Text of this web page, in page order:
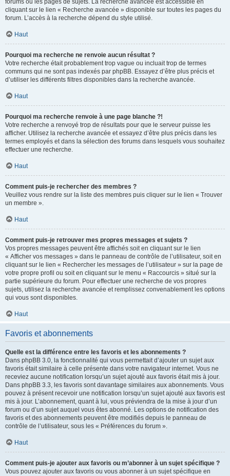
forums ou les pages de sujets. La recherche avancée est accessible en
cliquant sur le lien « Recherche avancée » disponible sur toutes les pages du
forum. L’accès à la recherche dépend du style utilisé.
Haut
Pourquoi ma recherche ne renvoie aucun résultat ?
Votre recherche était probablement trop vague ou incluait trop de termes
communs qui ne sont pas indexés par phpBB. Essayez d’être plus précis et
d’utiliser les différents filtres disponibles dans la recherche avancée.
Haut
Pourquoi ma recherche renvoie à une page blanche ?!
Votre recherche a renvoyé trop de résultats pour que le serveur puisse les
afficher. Utilisez la recherche avancée et essayez d’être plus précis dans les
termes employés et dans la sélection des forums dans lesquels vous souhaitez
effectuer une recherche.
Haut
Comment puis-je rechercher des membres ?
Veuillez vous rendre sur la liste des membres puis cliquer sur le lien « Trouver
un membre ».
Haut
Comment puis-je retrouver mes propres messages et sujets ?
Vos propres messages peuvent être affichés soit en cliquant sur le lien
« Afficher vos messages » dans le panneau de contrôle de l’utilisateur, soit en
cliquant sur le lien « Rechercher les messages de l’utilisateur » sur la page de
votre propre profil ou soit en cliquant sur le menu « Raccourcis » situé sur la
partie supérieure du forum. Pour effectuer une recherche de vos propres
sujets, utilisez la recherche avancée et remplissez convenablement les options
qui vous sont disponibles.
Haut
Favoris et abonnements
Quelle est la différence entre les favoris et les abonnements ?
Dans phpBB 3.0, la fonctionnalité qui vous permettait d’ajouter un sujet aux
favoris était similaire à celle présente dans votre navigateur internet. Vous ne
receviez aucune notification lorsqu’un sujet ajouté aux favoris était mis à jour.
Dans phpBB 3.3, les favoris sont davantage similaires aux abonnements. Vous
pouvez à présent recevoir une notification lorsqu’un sujet ajouté aux favoris est
mis à jour. L’abonnement, quant à lui, vous préviendra de la mise à jour d’un
forum ou d’un sujet auquel vous êtes abonné. Les options de notification des
favoris et des abonnements peuvent être modifiés depuis le panneau de
contrôle de l’utilisateur, sous les « Préférences du forum ».
Haut
Comment puis-je ajouter aux favoris ou m’abonner à un sujet spécifique ?
Vous pouvez ajouter aux favoris ou vous abonner à un sujet spécifique en